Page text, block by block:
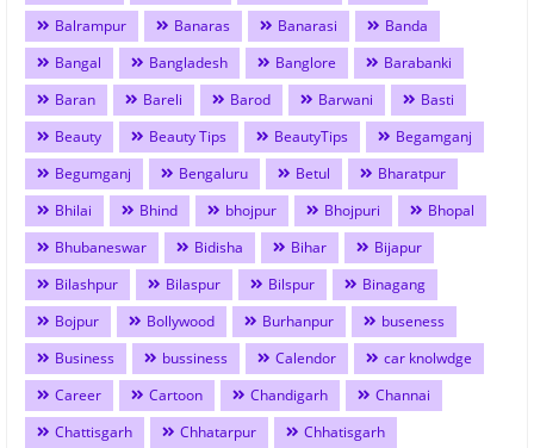
Balrampur
Banaras Banarasi
Banda
Bangal
Bangladesh Banglore
Barabanki
Baran
Bareli Barod Barwani
Basti
Beauty
Beauty Tips BeautyTips
Begamganj
Begumganj
Bengaluru Betul
Bharatpur
Bhilai
Bhind bhojpur Bhojpuri
Bhopal
Bhubaneswar
Bidisha Bihar
Bijapur
Bilashpur
Bilaspur Bilspur
Binagang
Bojpur
Bollywood Burhanpur
buseness
Business
bussiness Calendor
car knolwdge
Career
Cartoon Chandigarh
Channai
Chattisgarh
Chhatarpur Chhatisgarh